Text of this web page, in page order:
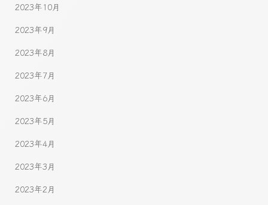
2023年10月
2023年9月
2023年8月
2023年7月
2023年6月
2023年5月
2023年4月
2023年3月
2023年2月